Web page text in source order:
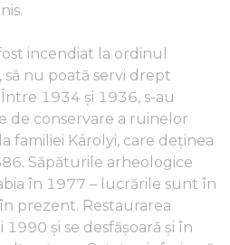
incendiat la ordinul
nu poată servi drept
1934 și 1936, s-au
de conservare a ruinelor
familiei Károlyi, care deținea
Săpăturile arheologice
în 1977 – lucrările sunt în
prezent. Restaurarea
și se desfășoară și în